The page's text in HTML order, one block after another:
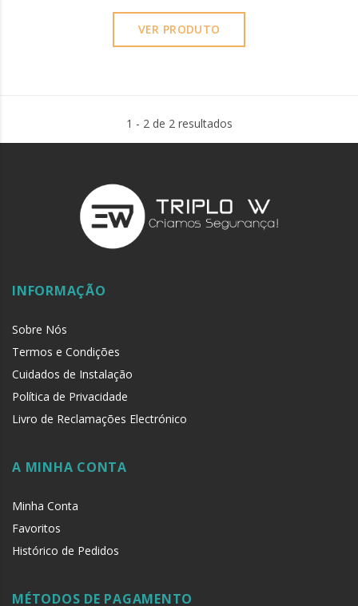
VER PRODUTO
1 - 2 de 2 resultados
INFORMAÇÃO
Sobre Nós
Termos e Condições
Cuidados de Instalação
Política de Privacidade
Livro de Reclamações Electrónico
A MINHA CONTA
Minha Conta
Favoritos
Histórico de Pedidos
MÉTODOS DE PAGAMENTO